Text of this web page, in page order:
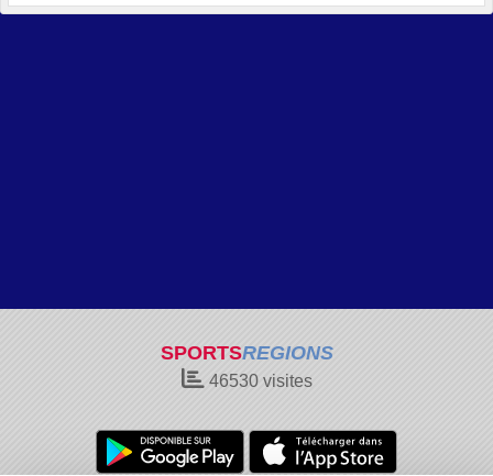
SPORTSREGIONS
46530visites